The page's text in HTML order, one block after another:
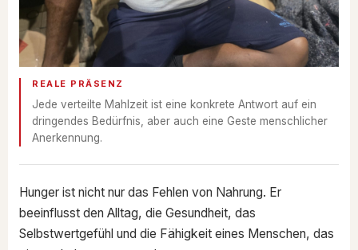
REALE PRÄSENZ
Jede verteilte Mahlzeit ist eine konkrete Antwort auf ein
dringendes Bedürfnis, aber auch eine Geste menschlicher
Anerkennung.
Hunger ist nicht nur das Fehlen von Nahrung. Er
beeinflusst den Alltag, die Gesundheit, das
Selbstwertgefühl und die Fähigkeit eines Menschen, das